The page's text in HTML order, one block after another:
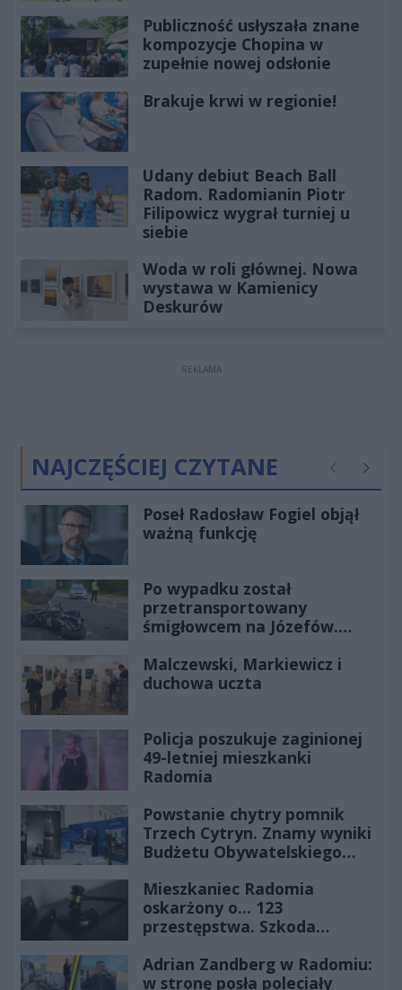
Publiczność usłyszała znane
kompozycje Chopina w
zupełnie nowej odsłonie
Brakuje krwi w regionie!
Udany debiut Beach Ball
Radom. Radomianin Piotr
Filipowicz wygrał turniej u
siebie
Woda w roli głównej. Nowa
wystawa w Kamienicy
Deskurów
REKLAMA
NAJCZĘŚCIEJ CZYTANE Poprzednie
Poseł Radosław Fogiel objął
ważną funkcję
Po wypadku został
przetransportowany
śmigłowcem na Józefów.
Malczewski, Markiewicz i
duchowa uczta
Policja poszukuje zaginionej
49-letniej mieszkanki
Radomia
Powstanie chytry pomnik
Trzech Cytryn. Znamy wyniki
Budżetu Obywatelskiego
Mieszkaniec Radomia
oskarżony o... 123
przestępstwa. Szkoda
złotych
Adrian Zandberg w Radomiu:
w stronę posła poleciały